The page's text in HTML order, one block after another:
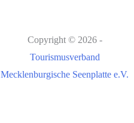
Copyright © 2026 -
Tourismusverband
Mecklenburgische Seenplatte e.V.